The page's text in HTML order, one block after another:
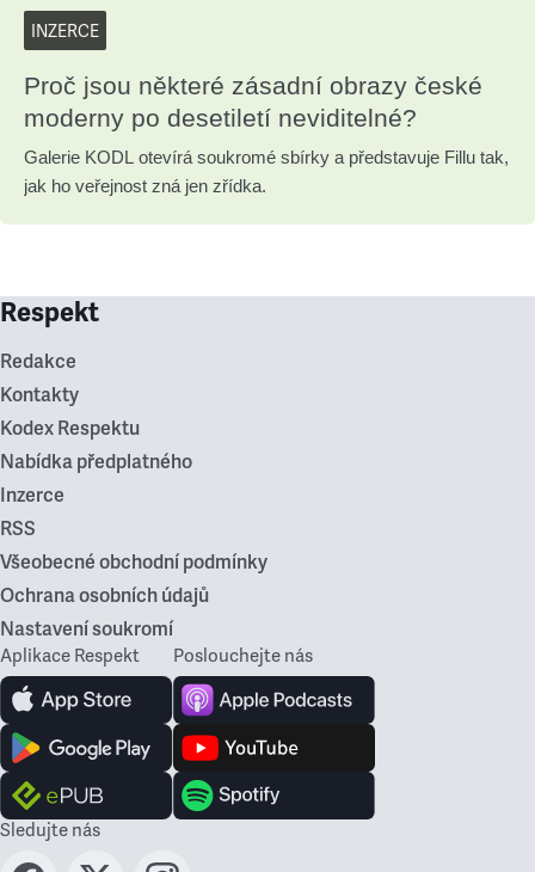
INZERCE
Proč jsou některé zásadní obrazy české
moderny po desetiletí neviditelné?
Galerie KODL otevírá soukromé sbírky a představuje Fillu tak,
jak ho veřejnost zná jen zřídka.
Respekt
Redakce
Kontakty
Kodex Respektu
Nabídka předplatného
Inzerce
RSS
Všeobecné obchodní podmínky
Ochrana osobních údajů
Nastavení soukromí
Aplikace Respekt Poslouchejte nás
Sledujte nás